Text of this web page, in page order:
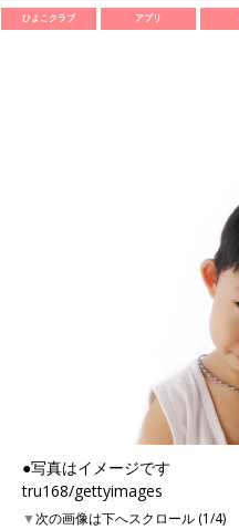
ひよこクラブ アプリ
●写真はイメージです
tru168/gettyimages
▼次の画像は下へスクロール (1/4)